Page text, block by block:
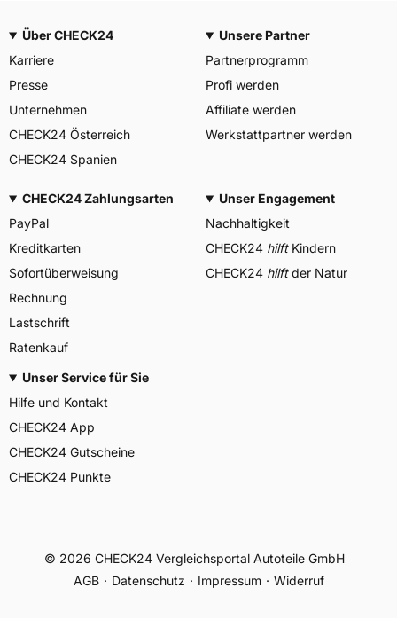
Über CHECK24
Karriere
Presse
Unternehmen
CHECK24 Österreich
CHECK24 Spanien
Unsere Partner
Partnerprogramm
Profi werden
Affiliate werden
Werkstattpartner werden
CHECK24 Zahlungsarten
PayPal
Kreditkarten
Sofortüberweisung
Rechnung
Lastschrift
Ratenkauf
Unser Engagement
Nachhaltigkeit
CHECK24 hilftKindern
CHECK24 hilftder Natur
Unser Service für Sie
Hilfe und Kontakt
CHECK24 App
CHECK24 Gutscheine
CHECK24 Punkte
© 2026 CHECK24 Vergleichsportal Autoteile GmbH
AGB
Datenschutz Impressum Widerruf